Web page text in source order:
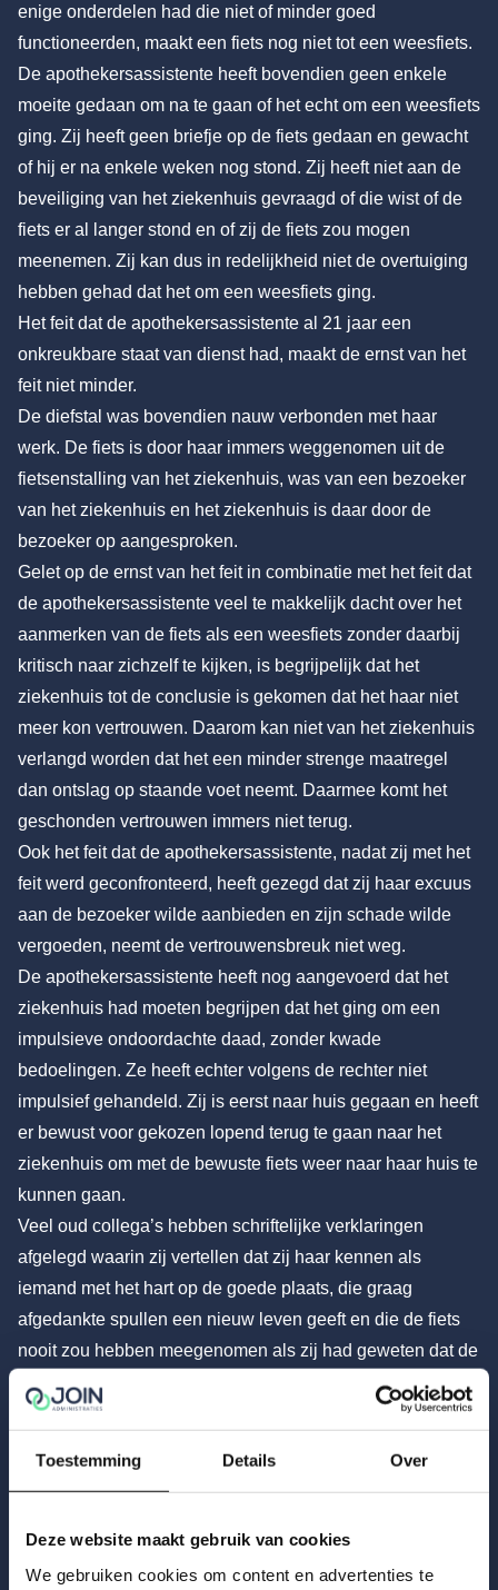
Toestemming Details Over
Deze website maakt gebruik van cookies
We gebruiken cookies om content en advertenties te
enige onderdelen had die niet of minder goed
functioneerden, maakt een fiets nog niet tot een weesfiets.
De apothekersassistente heeft bovendien geen enkele
moeite gedaan om na te gaan of het echt om een weesfiets
ging. Zij heeft geen briefje op de fiets gedaan en gewacht
of hij er na enkele weken nog stond. Zij heeft niet aan de
beveiliging van het ziekenhuis gevraagd of die wist of de
fiets er al langer stond en of zij de fiets zou mogen
meenemen. Zij kan dus in redelijkheid niet de overtuiging
hebben gehad dat het om een weesfiets ging.
Het feit dat de apothekersassistente al 21 jaar een
onkreukbare staat van dienst had, maakt de ernst van het
feit niet minder.
De diefstal was bovendien nauw verbonden met haar
werk. De fiets is door haar immers weggenomen uit de
fietsenstalling van het ziekenhuis, was van een bezoeker
van het ziekenhuis en het ziekenhuis is daar door de
bezoeker op aangesproken.
Gelet op de ernst van het feit in combinatie met het feit dat
de apothekersassistente veel te makkelijk dacht over het
aanmerken van de fiets als een weesfiets zonder daarbij
kritisch naar zichzelf te kijken, is begrijpelijk dat het
ziekenhuis tot de conclusie is gekomen dat het haar niet
meer kon vertrouwen. Daarom kan niet van het ziekenhuis
verlangd worden dat het een minder strenge maatregel
dan ontslag op staande voet neemt. Daarmee komt het
geschonden vertrouwen immers niet terug.
Ook het feit dat de apothekersassistente, nadat zij met het
feit werd geconfronteerd, heeft gezegd dat zij haar excuus
aan de bezoeker wilde aanbieden en zijn schade wilde
vergoeden, neemt de vertrouwensbreuk niet weg.
De apothekersassistente heeft nog aangevoerd dat het
ziekenhuis had moeten begrijpen dat het ging om een
impulsieve ondoordachte daad, zonder kwade
bedoelingen. Ze heeft echter volgens de rechter niet
impulsief gehandeld. Zij is eerst naar huis gegaan en heeft
er bewust voor gekozen lopend terug te gaan naar het
ziekenhuis om met de bewuste fiets weer naar haar huis te
kunnen gaan.
Veel oud collega’s hebben schriftelijke verklaringen
afgelegd waarin zij vertellen dat zij haar kennen als
iemand met het hart op de goede plaats, die graag
afgedankte spullen een nieuw leven geeft en die de fiets
nooit zou hebben meegenomen als zij had geweten dat de
fiets nog van iemand was. Uit wat hiervoor is overwogen
volgt al dat de rechter van oordeel is dat ze niet had
het ziekenhuis er terecht op gewezen dat het – achteraf –
wegnemen van de fiets niet objectief kon vaststellen en
dus ook niet kan laten meewegen bij haar afweging wel of